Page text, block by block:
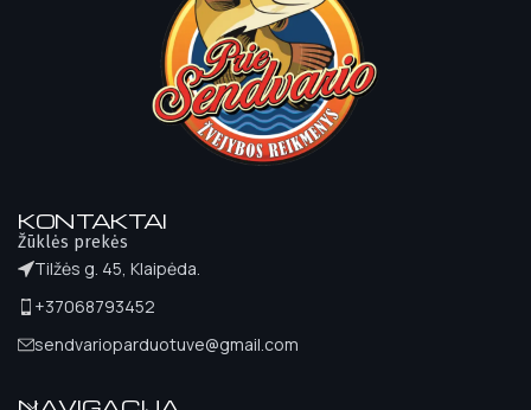
KONTAKTAI
Žūklės prekės
Tilžės g. 45, Klaipėda.
+37068793452
sendvarioparduotuve@gmail.com